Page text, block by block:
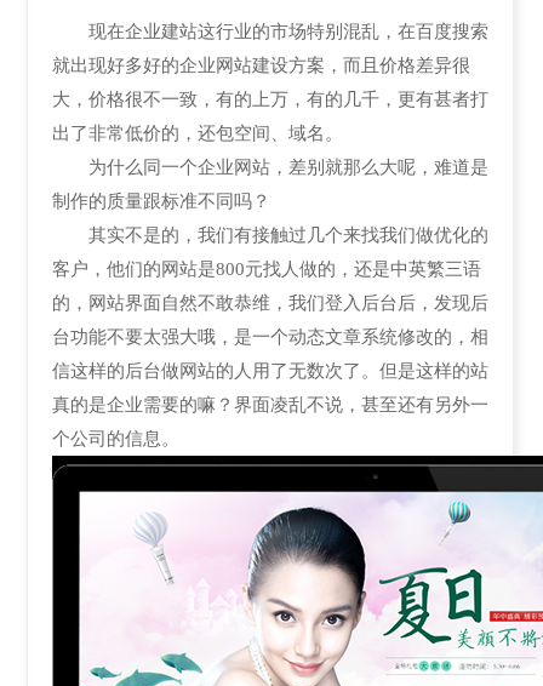
现在企业建站这行业的市场特别混乱，在百度搜索
就出现好多好的企业网站建设方案，而且价格差异很
大，价格很不一致，有的上万，有的几千，更有甚者打
出了非常低价的，还包空间、域名。
为什么同一个企业网站，差别就那么大呢，难道是
制作的质量跟标准不同吗？
其实不是的，我们有接触过几个来找我们做优化的
客户，他们的网站是800元找人做的，还是中英繁三语
的，网站界面自然不敢恭维，我们登入后台后，发现后
台功能不要太强大哦，是一个动态文章系统修改的，相
信这样的后台做网站的人用了无数次了。但是这样的站
真的是企业需要的嘛？界面凌乱不说，甚至还有另外一
个公司的信息。